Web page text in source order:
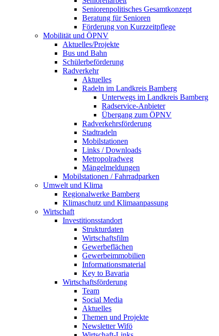
Seniorenpolitisches Gesamtkonzept
Beratung für Senioren
Förderung von Kurzzeitpflege
Mobilität und ÖPNV
Aktuelles/Projekte
Bus und Bahn
Schülerbeförderung
Radverkehr
Aktuelles
Radeln im Landkreis Bamberg
Unterwegs im Landkreis Bamberg
Radservice-Anbieter
Übergang zum ÖPNV
Radverkehrsförderung
Stadtradeln
Mobilstationen
Links / Downloads
Metropolradweg
Mängelmeldungen
Mobilstationen / Fahrradparken
Umwelt und Klima
Regionalwerke Bamberg
Klimaschutz und Klimaanpassung
Wirtschaft
Investitionsstandort
Strukturdaten
Wirtschaftsfilm
Gewerbeflächen
Gewerbeimmobilien
Informationsmaterial
Key to Bavaria
Wirtschaftsförderung
Team
Social Media
Aktuelles
Themen und Projekte
Newsletter Wifö